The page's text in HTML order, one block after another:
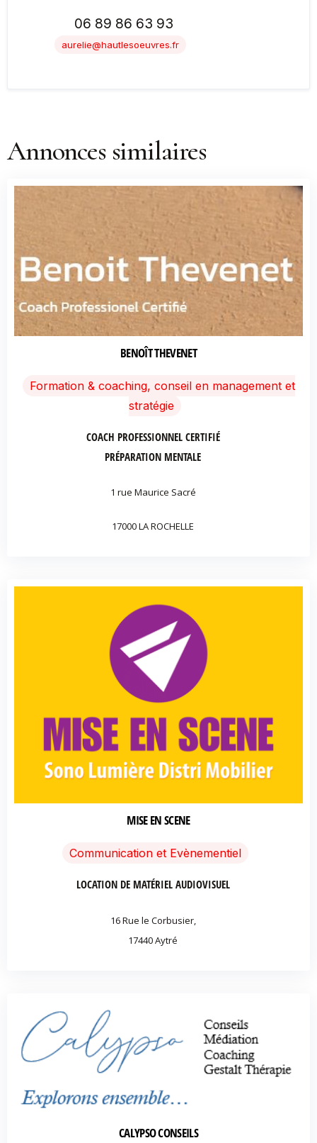
06 89 86 63 93
aurelie@hautlesoeuvres.fr
Annonces similaires
BENOÎT THEVENET
Formation & coaching, conseil en management et
stratégie
COACH PROFESSIONNEL CERTIFIÉ
PRÉPARATION MENTALE
1 rue Maurice Sacré
17000 LA ROCHELLE
MISE EN SCENE
Communication et Evènementiel
LOCATION DE MATÉRIEL AUDIOVISUEL
16 Rue le Corbusier,
17440 Aytré
CALYPSO CONSEILS